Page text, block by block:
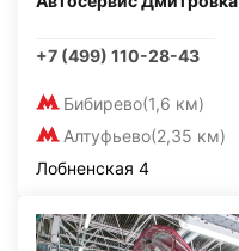
+7 (499) 110-28-43
Бибирево(1,6 км)
Алтуфьево(2,35 км)
Лобненская 4